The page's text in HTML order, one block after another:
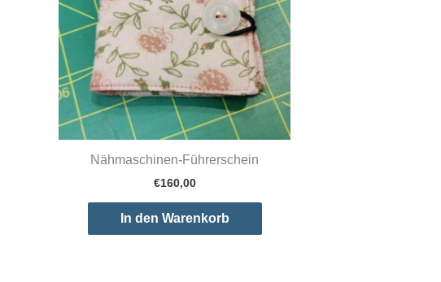
Nähmaschinen-Führerschein
€160,00
In den Warenkorb